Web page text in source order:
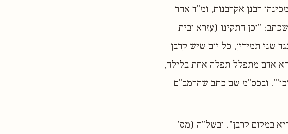
רבנן אקרבנות, ומ"ד אחר
"וכן התקינו (עזרא ובית
שני תמידין, כל יום שיש קרבן
אדם מתפלל תפלה אחת בלילה,
וכו'". ובכס"מ שם כתב שהרמב"ם
במקום קרבן". ובשל"ה (מס'